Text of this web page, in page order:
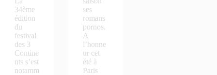
34ème
édition
du
festival
des 3
Contine
nts s’est
notamm
ses
romans
pornos.
A
l’honne
ur cet
été à
Paris